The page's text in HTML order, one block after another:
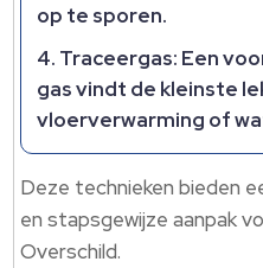
op te sporen.
Traceergas: Een
gas vindt de kleinste
vloerverwarming of
Deze technieken bieden
en stapsgewijze aanpak
Overschild.